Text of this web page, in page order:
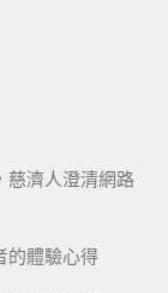
慈濟人澄清網路
的體驗心得